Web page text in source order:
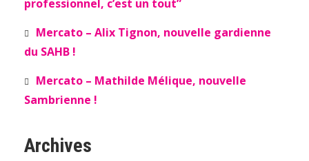
professionnel, c’est un tout”
Mercato – Alix Tignon, nouvelle gardienne
du SAHB !
Mercato – Mathilde Mélique, nouvelle
Sambrienne !
Archives